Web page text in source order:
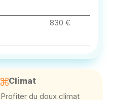
830 €
Climat
Profiter du doux climat